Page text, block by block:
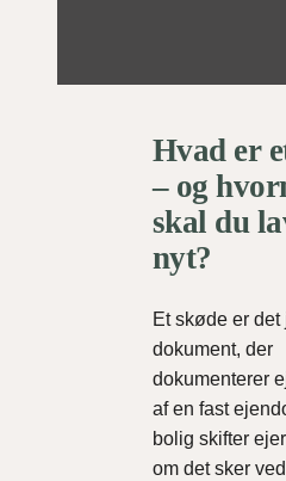
Hvad er
– og
skal du
nyt?
Et skøde er
dokument, der
dokumenterer
af en fast
bolig skifter
om det sker